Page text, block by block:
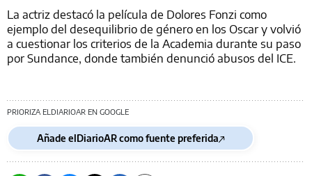
La actriz destacó la película de Dolores Fonzi como
ejemplo del desequilibrio de género en los Oscar y volvió
a cuestionar los criterios de la Academia durante su paso
por Sundance, donde también denunció abusos del ICE.
PRIORIZA ELDIARIOAR EN GOOGLE
Añade elDiarioAR como fuente preferida